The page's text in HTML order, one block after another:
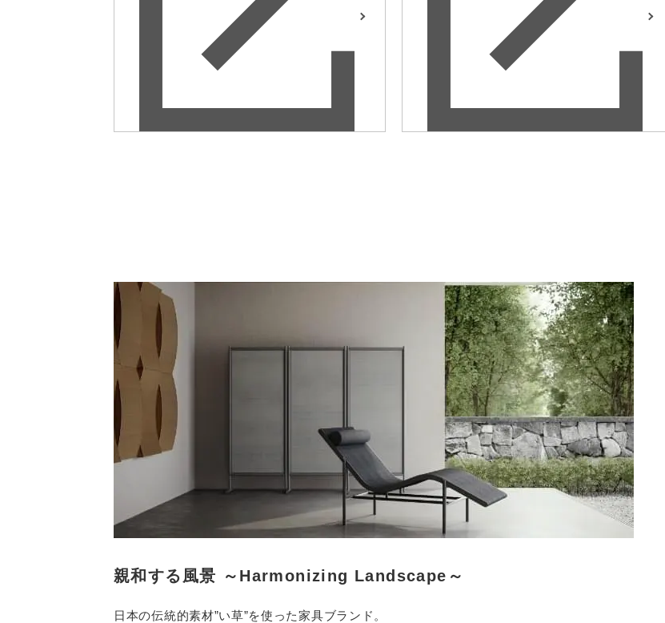
親和する風景 ～Harmonizing Landscape～
日本の伝統的素材”い草”を使った家具ブランド。